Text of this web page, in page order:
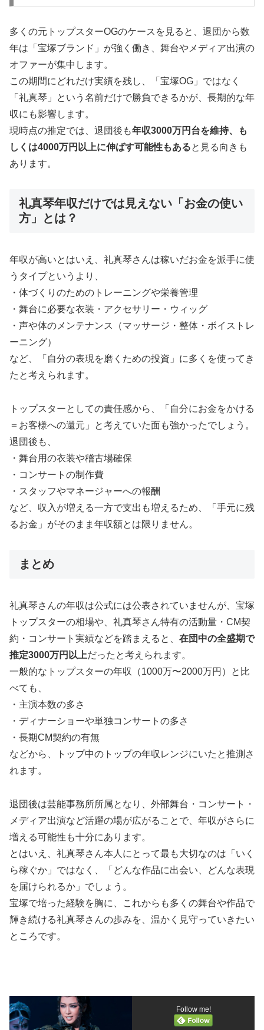
多くの元トップスターOGのケースを見ると、退団から数
年は「宝塚ブランド」が強く働き、舞台やメディア出演の
オファーが集中します。
この期間にどれだけ実績を残し、「宝塚OG」ではなく
「礼真琴」という名前だけで勝負できるかが、長期的な年
収にも影響します。
現時点の推定では、退団後も年収3000万円台を維持、も
しくは4000万円以上に伸ばす可能性もあると見る向きも
あります。
礼真琴年収だけでは見えない「お金の使い
方」とは？
年収が高いとはいえ、礼真琴さんは稼いだお金を派手に使
うタイプというより、
・体づくりのためのトレーニングや栄養管理
・舞台に必要な衣装・アクセサリー・ウィッグ
・声や体のメンテナンス（マッサージ・整体・ボイストレ
ーニング）
など、「自分の表現を磨くための投資」に多くを使ってき
たと考えられます。
トップスターとしての責任感から、「自分にお金をかける
＝お客様への還元」と考えていた面も強かったでしょう。
退団後も、
・舞台用の衣装や稽古場確保
・コンサートの制作費
・スタッフやマネージャーへの報酬
など、収入が増える一方で支出も増えるため、「手元に残
るお金」がそのまま年収額とは限りません。
まとめ
礼真琴さんの年収は公式には公表されていませんが、宝塚
トップスターの相場や、礼真琴さん特有の活動量・CM契
約・コンサート実績などを踏まえると、 在団中の全盛期で
推定3000万円以上だったと考えられます。
一般的なトップスターの年収（1000万〜2000万円）と比
べても、
・主演本数の多さ
・ディナーショーや単独コンサートの多さ
・長期CM契約の有無
などから、トップ中のトップの年収レンジにいたと推測さ
れます。
退団後は芸能事務所所属となり、外部舞台・コンサート・
メディア出演など活躍の場が広がることで、年収がさらに
増える可能性も十分にあります。
とはいえ、礼真琴さん本人にとって最も大切なのは「いく
ら稼ぐか」ではなく、「どんな作品に出会い、どんな表現
を届けられるか」でしょう。
宝塚で培った経験を胸に、これからも多くの舞台や作品で
輝き続ける礼真琴さんの歩みを、温かく見守っていきたい
ところです。
Follow me!